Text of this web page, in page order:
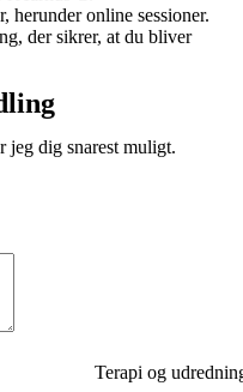
online sessioner.
der sikrer, at du bliver
jeg dig snarest muligt.